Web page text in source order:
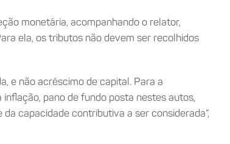
monetária, acompanhando o relator,
ela, os tributos não devem ser recolhidos
e não acréscimo de capital. Para a
pano de fundo posta nestes autos,
capacidade contributiva a ser considerada”,